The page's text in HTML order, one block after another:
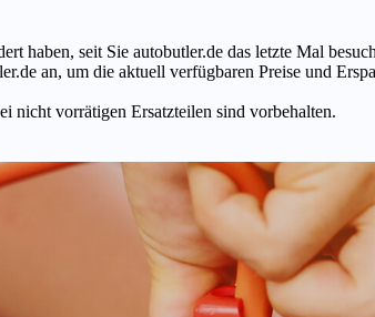
haben, seit Sie autobutler.de das letzte Mal
an, um die aktuell verfügbaren Preise und
nicht vorrätigen Ersatzteilen sind vorbehalten.